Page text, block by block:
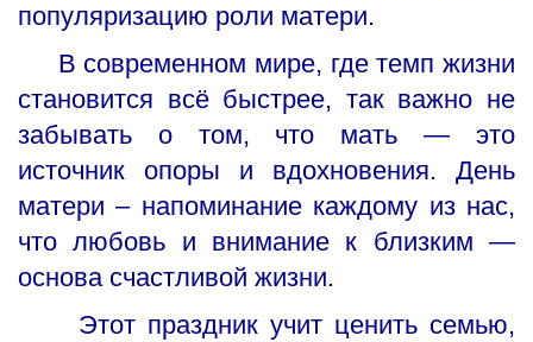
популяризацию роли матери.
В современном мире, где темп жизни
становится всё быстрее, так важно не
забывать о том, что мать — это
источник опоры и вдохновения. День
матери – напоминание каждому из нас,
что любовь и внимание к близким —
основа счастливой жизни.
Этот праздник учит ценить семью,